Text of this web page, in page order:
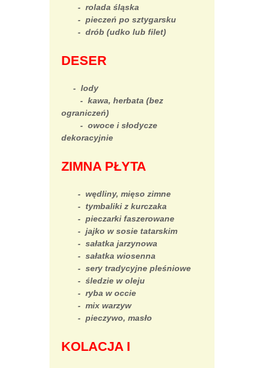
- rolada śląska
- pieczeń po sztygarsku
- drób (udko lub filet)
DESER
- lody
- kawa, herbata (bez
ograniczeń)
- owoce i słodycze
dekoracyjnie
ZIMNA PŁYTA
- wędliny, mięso zimne
- tymbaliki z kurczaka
- pieczarki faszerowane
- jajko w sosie tatarskim
- sałatka jarzynowa
- sałatka wiosenna
- sery tradycyjne pleśniowe
- śledzie w oleju
- ryba w occie
- mix warzyw
- pieczywo, masło
KOLACJA I